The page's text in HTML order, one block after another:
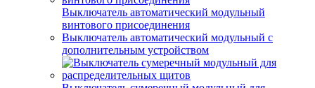
Выключатель автоматический модульный
винтового присоединения
Выключатель автоматический модульный с
дополнительным устройством